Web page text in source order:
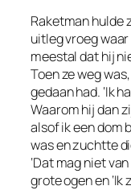
Raketman hulde
uitleg vroeg
meestal dat hij
Toen ze weg
gedaan had. ‘Ik
Waarom hij dan
alsof ik een dom
was en zuchtte
‘Dat mag niet
grote ogen en ‘Ik